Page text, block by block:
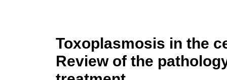
Toxoplasmosis in the
Review of the